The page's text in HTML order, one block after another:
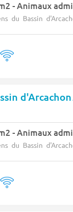
- Animaux
du Bassin
- Animaux
du Bassin